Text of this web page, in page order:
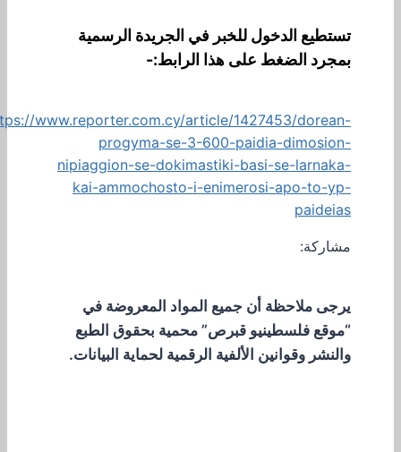
تستطيع الدخول للخبر في الجريدة الرسمية
بمجرد الضغط على هذا الرابط:-
www.reporter.com.cy/article/1427453/dorean-
progyma-se-3-600-paidia-dimosion-
nipiaggion-se-dokimastiki-basi-se-larnaka-
kai-ammochosto-i-enimerosi-apo-to-yp-
paideias
مشاركة:
يرجى ملاحظة أن جميع المواد المعروضة في
“موقع فلسطينيو قبرص” محمية بحقوق الطبع
والنشر وقوانين الألفية الرقمية لحماية البيانات.